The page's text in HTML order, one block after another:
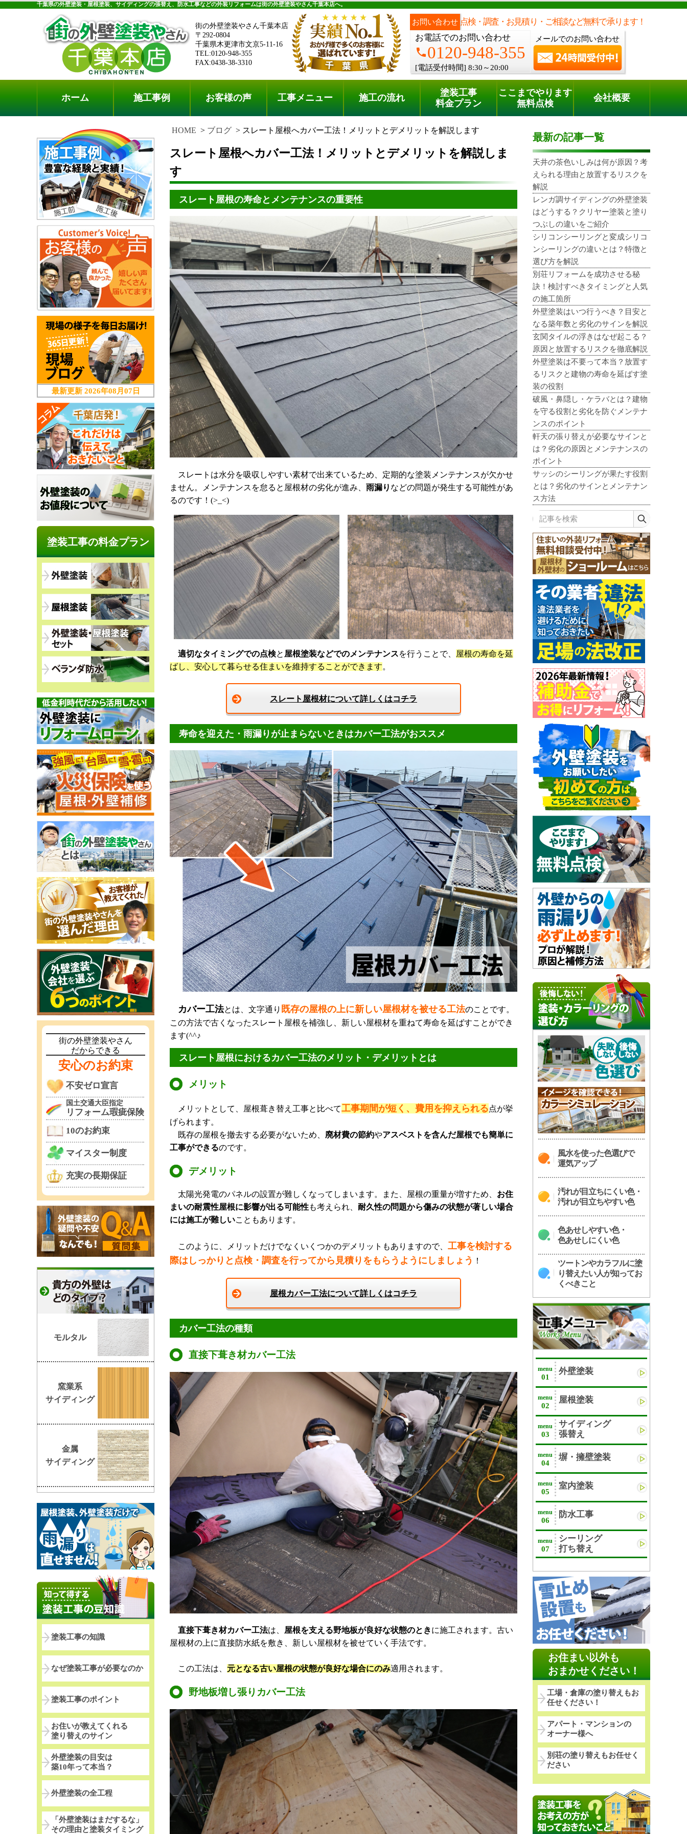
千葉県の外壁塗装・屋根塗装、サイディングの張替え、防水工事などの外装リフォームは街の外壁塗装やさん千葉本店へ。
街の外壁塗装やさん千葉本店
〒292-0804
千葉県木更津市文京5-11-16
TEL:0120-948-355
FAX:0438-38-3310
お問い合わせ 点検・調査・お見積り・ご相談など無料で承ります！
お電話でのお問い合わせ
phone0120-948-355
[電話受付時間] 8:30～20:00
メールでのお問い合わせ
料金プラン 無料点検
電話でのご相談 [8:30～20:00]
phone0120-948-355
ホーム 施工事例 お客様の声 工事メニュー 施工の流れ
塗装工事
料金プラン
ここまでやります
無料点検
会社概要
HOME ブログ スレート屋根へカバー工法！メリットとデメリットを解説します
スレート屋根へカバー工法！メリットとデメリットを解説しま
す
スレート屋根の寿命とメンテナンスの重要性
スレートは水分を吸収しやすい素材で出来ているため、定期的な塗装メンテナンスが欠かせ
ません。メンテナンスを怠ると屋根材の劣化が進み、 雨漏り などの問題が発生する可能性があ
るのです！(>_<)
適切なタイミングでの点検と 屋根塗装などでのメンテナンスを行うことで、
屋根の寿命を延
ばし、安心して暮らせる住まいを維持することができます。
スレート屋根材について詳しくはコチラ
寿命を迎えた・雨漏りが止まらないときはカバー工法がおススメ
カバー工法とは、文字通り 既存の屋根の上に新しい屋根材を被せる工法のことです。
この方法で古くなったスレート屋根を補強し、新しい屋根材を重ねて寿命を延ばすことができ
ます(^^♪
スレート屋根におけるカバー工法のメリット・デメリットとは
メリット
メリットとして、屋根葺き替え工事と比べて工事期間が短く、費用を抑えられる点が挙
げられます。
既存の屋根を撤去する必要がないため、 廃材費の節約やアスベストを含んだ屋根でも簡単に
工事ができるのです。
デメリット
太陽光発電のパネルの設置が難しくなってしまいます。また、屋根の重量が増すため、 お住
まいの耐震性屋根に影響が出る可能性も考えられ、 耐久性の問題から傷みの状態が著しい場合
には施工が難しいこともあります。
このように、メリットだけでなくいくつかのデメリットもありますので、 工事を検討する
際はしっかりと点検・調査を行ってから見積りをもらうようにしましょう
！
屋根カバー工法について詳しくはコチラ
カバー工法の種類
直接下葺き材カバー工法
直接下葺き材カバー工法は、 屋根を支える野地板が良好な状態のときに施工されます。古い
屋根材の上に直接防水紙を敷き、新しい屋根材を被せていく手法です。
この工法は、 元となる古い屋根の状態が良好な場合にのみ適用されます。
野地板増し張りカバー工法
最新の記事一覧
天井の茶色いしみは何が原因？考
えられる理由と放置するリスクを
解説
レンガ調サイディングの外壁塗装
はどうする？クリヤー塗装と塗り
つぶしの違いをご紹介
シリコンシーリングと変成シリコ
ンシーリングの違いとは？特徴と
選び方を解説
別荘リフォームを成功させる秘
訣！検討すべきタイミングと人気
の施工箇所
外壁塗装はいつ行うべき？目安と
なる築年数と劣化のサインを解説
玄関タイルの浮きはなぜ起こる？
原因と放置するリスクを徹底解説
外壁塗装は不要って本当？放置す
るリスクと建物の寿命を延ばす塗
装の役割
破風・鼻隠し・ケラバとは？建物
を守る役割と劣化を防ぐメンテナ
ンスのポイント
軒天の張り替えが必要なサインと
は？劣化の原因とメンテナンスの
ポイント
サッシのシーリングが果たす役割
とは？劣化のサインとメンテナン
ス方法
記事を検索
風水を使った色選びで
運気アップ
汚れが目立ちにくい色・
汚れが目立ちやすい色
色あせしやすい色・
色あせしにくい色
ツートンやカラフルに塗
り替えたい人が知ってお
くべきこと
menu
01
外壁塗装
menu
02
屋根塗装
menu
03
サイディング
張替え
menu
04
塀・擁壁塗装
menu
05
室内塗装
menu
06
防水工事
menu
07
シーリング
打ち替え
お住まい以外も
おまかせください！
工場・倉庫の塗り替えもお
任せください！
アパート・マンションの
オーナー様へ
別荘の塗り替えもお任せく
ださい
最新更新 2026年08月07日
塗装工事の料金プラン
街の外壁塗装やさん
だからできる
安心のお約束
不安ゼロ宣言
国土交通大臣指定
リフォーム瑕疵保険
10のお約束
マイスター制度
充実の長期保証
モルタル
窯業系
サイディング
金属
サイディング
塗装工事の知識
なぜ塗装工事が必要なのか
塗装工事のポイント
お住いが教えてくれる
塗り替えのサイン
外壁塗装の目安は
築10年って本当？
外壁塗装の全工程
「外壁塗装はまだするな」
その理由と塗装タイミング